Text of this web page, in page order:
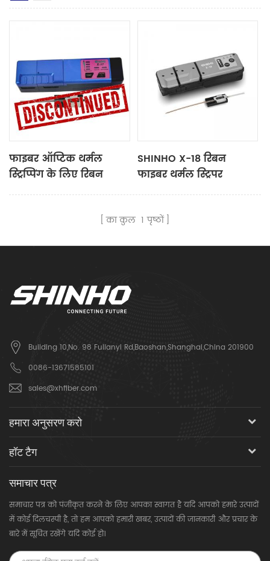
फाइबर ऑप्टिक थर्मल
स्ट्रिप्पिंग के लिए रिबन
फाइबर X17
SHINHO X-18 रिबन
फाइबर थर्मल स्ट्रिपर
का कुल 1 पृष्ठों
Building 10,No. 98 Fulianyi Rd,Baoshan,Shanghai,China 201900
0086-13671585101
sales@xhfiber.com
हमारा अनुसरण करो
हॉट टैग
समाचार पत्र
समाचार पत्र को पंजीकृत करने के लिए आपका स्वागत है यदि आपको हमारे उत्पादों
में कोई दिलचस्पी है, तो हम आपको हमारी खबर, उत्पादों की जानकारी और प्रचार के
बारे में सूचित रखेंगे यदि कोई हो।